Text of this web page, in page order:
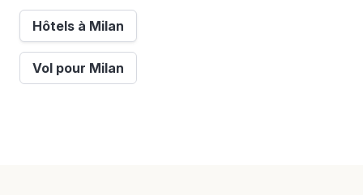
Hôtels à Milan
Vol pour Milan